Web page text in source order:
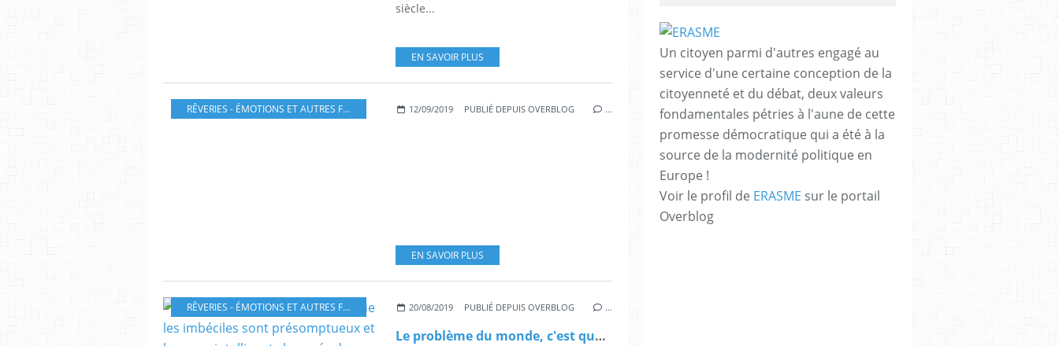
siècle...
EN SAVOIR PLUS
RÊVERIES - ÉMOTIONS ET AUTRES FANTAISIES 12/09/2019 PUBLIÉ DEPUIS OVERBLOG …
EN SAVOIR PLUS
RÊVERIES - ÉMOTIONS ET AUTRES FANTAISIES 20/08/2019 PUBLIÉ DEPUIS OVERBLOG …
Le problème du monde, c'est que les imbéciles sont présomptueux et les gens intelligents bourrés de doutes. (Bertrand Russell)
Un citoyen parmi d'autres engagé au
service d'une certaine conception de la
citoyenneté et du débat, deux valeurs
fondamentales pétries à l'aune de cette
promesse démocratique qui a été à la
source de la modernité politique en
Europe !
Voir le profil de ERASME sur le portail
Overblog